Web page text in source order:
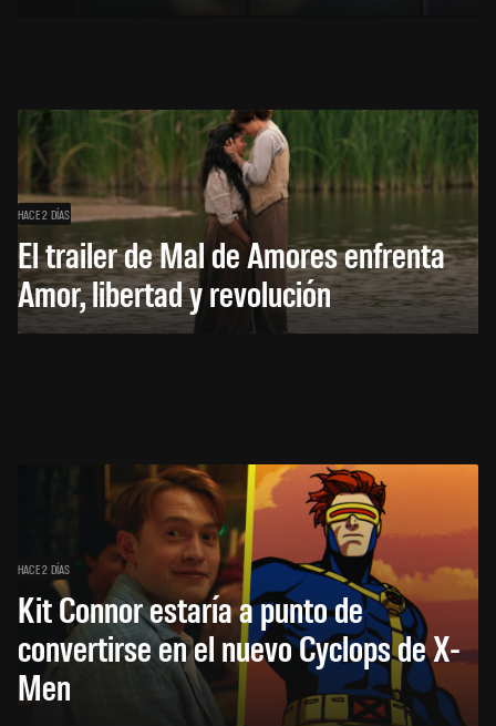
HACE 2 DÍAS
El trailer de Mal de Amores enfrenta
Amor, libertad y revolución
HACE 2 DÍAS
Kit Connor estaría a punto de
convertirse en el nuevo Cyclops de X-
Men